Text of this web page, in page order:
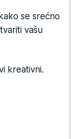
se srećno
vašu
kreativni.